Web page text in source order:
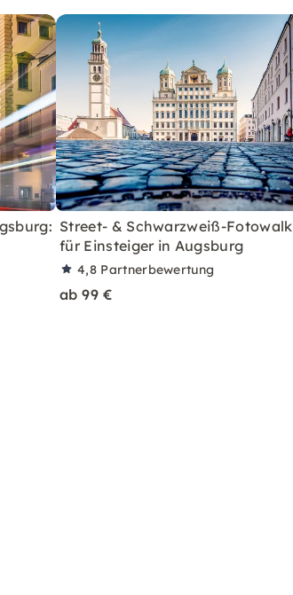
Street- & Schwarzweiß-Fotowalk
für Einsteiger in Augsburg
4,8 Partnerbewertung
ab 99 €